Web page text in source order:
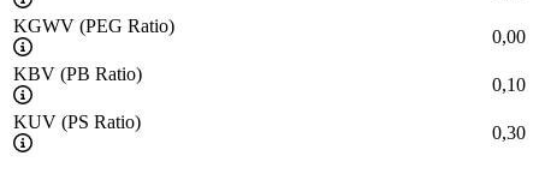
KGWV (PEG Ratio)
0,00
KBV (PB Ratio)
0,10
KUV (PS Ratio)
0,30